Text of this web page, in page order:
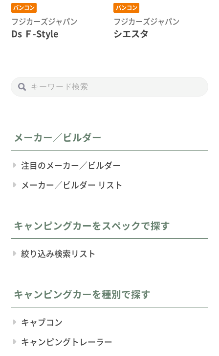
バンコン
フジカーズジャパン
Ds Ｆ-Style
バンコン
フジカーズジャパン
シエスタ
メーカー／ビルダー
注目のメーカー／ビルダー
メーカー／ビルダー リスト
キャンピングカーをスペックで探す
絞り込み検索リスト
キャンピングカーを種別で探す
キャブコン
キャンピングトレーラー